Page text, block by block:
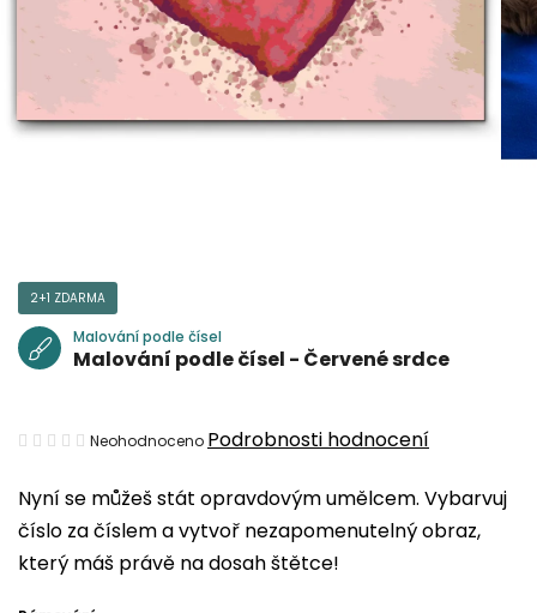
Nyní se můžeš stát opravdovým umělcem. Vybarvuj
číslo za číslem a vytvoř nezapomenutelný obraz,
který máš právě na dosah štětce!
2+1 ZDARMA
Malování podle čísel
Malování podle čísel - Červené srdce
Průměrné
produktu
je
0,0
Neohodnoceno Podrobnosti hodnocení